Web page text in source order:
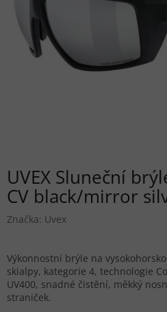
UVEX Sluneční
CV black/mirror
Značka: Uvex
Výkonnostní brýle na
skialpy, kategorie 4, technologie
UV400, snadné čistění, měkký
straniček.